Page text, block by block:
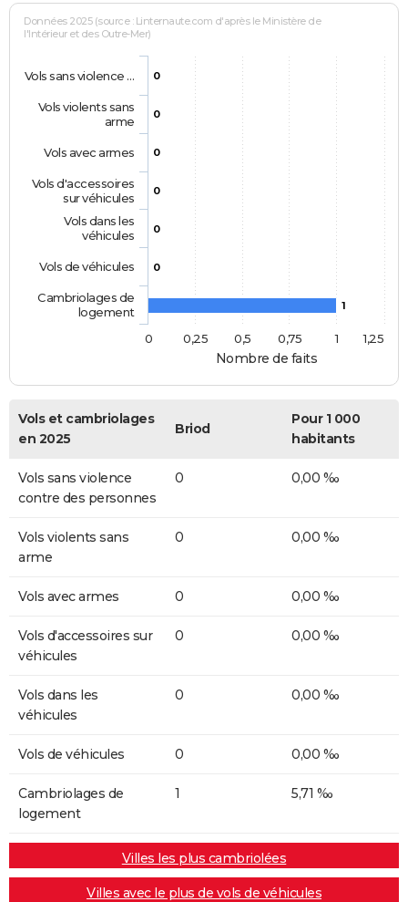
Nombre de faits
Données 2025 (source : Linternaute.com d'après le Ministère de
l'Intérieur et des Outre-Mer)
0
0
0
0
0
0
1
Vols sans violence …
Vols violents sans
arme
Vols avec armes
Vols d'accessoires
sur véhicules
Vols dans les
véhicules
Vols de véhicules
Cambriolages de
logement
0
1
0,25 0,5 0,75 1,25
Vols et cambriolages
en 2025
Briod
Pour 1 000
habitants
Vols sans violence
contre des personnes
0 0,00 ‰
Vols violents sans
arme
0 0,00 ‰
Vols avec armes 0 0,00 ‰
Vols d'accessoires sur
véhicules
0 0,00 ‰
Vols dans les
véhicules
0 0,00 ‰
Vols de véhicules 0 0,00 ‰
Cambriolages de
logement
1 5,71 ‰
Villes les plus cambriolées
Villes avec le plus de vols de véhicules